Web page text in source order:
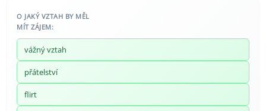
O JAKÝ VZTAH BY MĚL
MÍT ZÁJEM:
vážný vztah
přátelství
flirt